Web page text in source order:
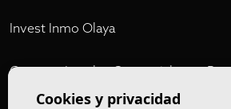
Invest Inmo Olaya
Comprar Locales Comerciales en
OlayaCookies y privacidad